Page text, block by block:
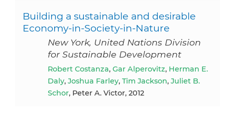
Building a sustainable and desirable
Economy-in-Society-in-Nature
New York, United Nations Division
for Sustainable Development
Robert Costanza, Gar Alperovitz, Herman E.
Daly, Joshua Farley, Tim Jackson, Juliet B.
Schor, Peter A. Victor, 2012